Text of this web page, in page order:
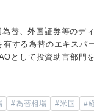
替、外国証券等のデ
する為替のエキスパ
として投資助言部門を
#為替相場 #米国 #